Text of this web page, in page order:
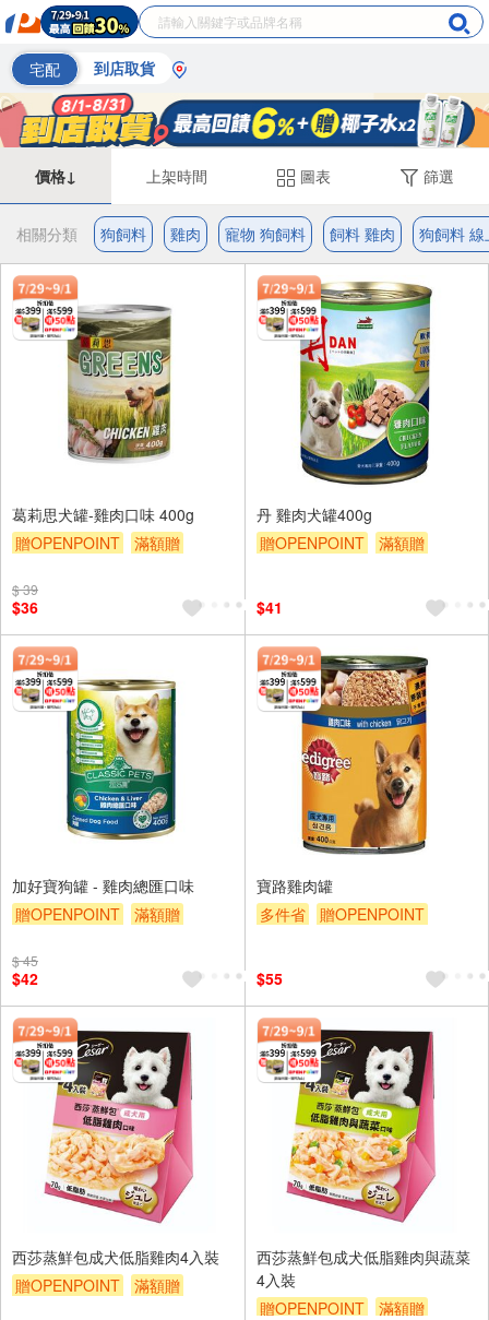
宅配 到店取貨
價格↓ 上架時間 圖表 篩選
相關分類 狗飼料 雞肉 寵物 狗飼料 飼料 雞肉 狗飼料
葛莉思犬罐-雞肉口味 400g
贈OPENPOINT
滿額贈
$ 39
$36
丹 雞肉犬罐400g
贈OPENPOINT
滿額贈
$41
加好寶狗罐 - 雞肉總匯口味
贈OPENPOINT
滿額贈
$ 45
$42
寶路雞肉罐
多件省
贈OPENPOINT
$55
西莎蒸鮮包成犬低脂雞肉4入裝
贈OPENPOINT
滿額贈
西莎蒸鮮包成犬低脂雞肉與蔬菜
4入裝
贈OPENPOINT
滿額贈